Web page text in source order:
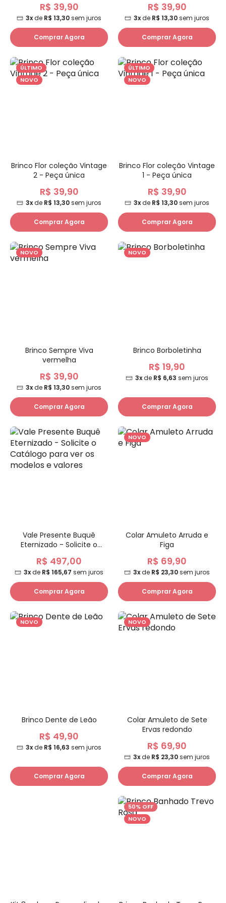
R$ 39,90
3xde R$ 13,30sem juros
Comprar Agora
R$ 39,90
3xde R$ 13,30sem juros
Comprar Agora
ÚLTIMO
NOVO
Brinco Flor coleção Vintage
2 - Peça única
R$ 39,90
3xde R$ 13,30sem juros
Comprar Agora
ÚLTIMO
NOVO
Brinco Flor coleção Vintage
1 - Peça única
R$ 39,90
3xde R$ 13,30sem juros
Comprar Agora
NOVO
Brinco Sempre Viva
vermelha
R$ 39,90
3xde R$ 13,30sem juros
Comprar Agora
NOVO
Brinco Borboletinha
R$ 19,90
3xde R$ 6,63 sem juros
Comprar Agora
Vale Presente Buquê
Eternizado - Solicite o
modelos e valores
R$ 497,00
3xde R$ 165,67 sem juros
Comprar Agora
NOVO
Colar Amuleto Arruda e
Figa
R$ 69,90
3xde R$ 23,30sem juros
Comprar Agora
NOVO
Brinco Dente de Leão
R$ 49,90
3xde R$ 16,63 sem juros
Comprar Agora
NOVO
Colar Amuleto de Sete
Ervas redondo
R$ 69,90
3xde R$ 23,30sem juros
Comprar Agora
50% OFF
NOVO